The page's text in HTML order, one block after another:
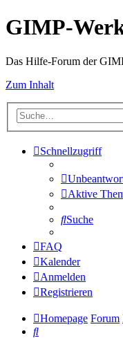
GIMP-
Das Hilfe-Forum der
Zum Inhalt
Schnellzugriff
Aktive
Suche
FAQ
Kalender
Anmelden
Registrieren
Homepage Forum
Suche